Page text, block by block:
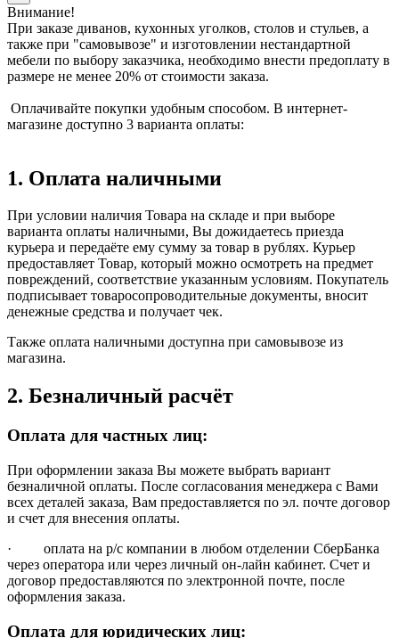
Внимание!
При заказе диванов, кухонных уголков, столов и стульев, а
также при "самовывозе" и изготовлении нестандартной
мебели по выбору заказчика, необходимо внести предоплату в
размере не менее 20% от стоимости заказа.
Оплачивайте покупки удобным способом. В интернет-
магазине доступно 3 варианта оплаты:
1. Оплата наличными
При условии наличия Товара на складе и при выборе
варианта оплаты наличными, Вы дожидаетесь приезда
курьера и передаёте ему сумму за товар в рублях. Курьер
предоставляет Товар, который можно осмотреть на предмет
повреждений, соответствие указанным условиям. Покупатель
подписывает товаросопроводительные документы, вносит
денежные средства и получает чек.
Также оплата наличными доступна при самовывозе из
магазина.
2. Безналичный расчёт
Оплата для частных лиц:
При оформлении заказа Вы можете выбрать вариант
безналичной оплаты. После согласования менеджера с Вами
всех деталей заказа, Вам предоставляется по эл. почте договор
и счет для внесения оплаты.
· оплата на р/с компании в любом отделении СберБанка
через оператора или через личный он-лайн кабинет. Счет и
договор предоставляются по электронной почте, после
оформления заказа.
Оплата для юридических лиц: